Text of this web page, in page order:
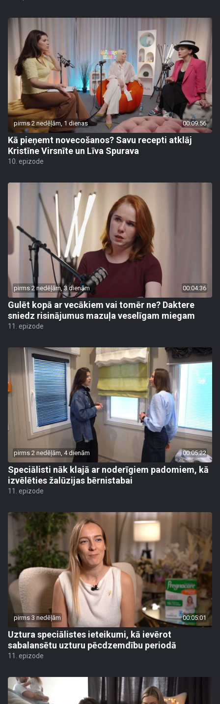
pirms 2 nedēļām, 1 dienas 00:09:56
Kā pieņemt novecošanos? Savu recepti atklāj
Kristīne Virsnīte un Līva Spurava
10. epizode
pirms 2 nedēļām, 3 dienām 00:04:36
Gulēt kopā ar vecākiem vai tomēr ne? Daktere
sniedz risinājumus mazuļa veselīgam miegam
11. epizode
pirms 2 nedēļām, 4 dienām 00:05:22
Speciālisti nāk klajā ar noderīgiem padomiem, kā
izvēlēties žalūzijas bērnistabai
11. epizode
pirms 3 nedēļām 00:05:01
Uztura speciālistes ieteikumi, kā ievērot
sabalansētu uzturu pēcdzemdību periodā
11. epizode